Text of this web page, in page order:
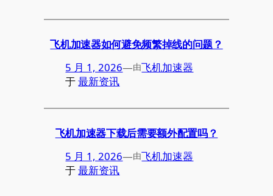
飞机加速器如何避免频繁掉线的问题？
5 月 1, 2026—由飞机加速器
于最新资讯
飞机加速器下载后需要额外配置吗？
5 月 1, 2026—由飞机加速器
于最新资讯